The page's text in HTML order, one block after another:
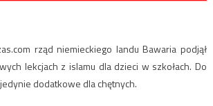
rząd niemieckiego landu Bawaria podjął
lekcjach z islamu dla dzieci w szkołach. Do
dodatkowe dla chętnych.